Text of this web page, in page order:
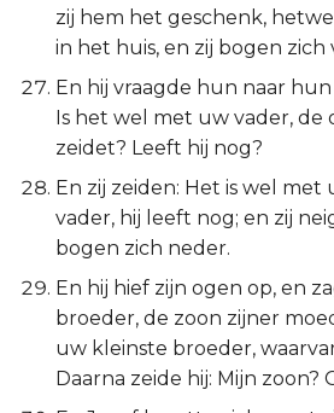
zij hem het geschenk,
in het huis, en zij bogen
En hij vraagde hun naar
Is het wel met uw vader, de
zeidet? Leeft hij nog?
En zij zeiden: Het is wel
vader, hij leeft nog; en zij
bogen zich neder.
En hij hief zijn ogen op, en
broeder, de zoon zijner
uw kleinste broeder,
Daarna zeide hij: Mijn zoon?